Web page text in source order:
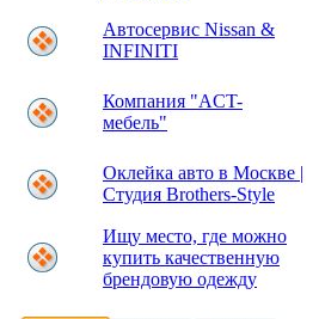
Автосервис Nissan &
INFINITI
Компaния "AСT-
мeбeль"
Оклейка авто в Москве |
Студия Brothers-Style
Ищу место, где можно
купить качественную
брендовую одежду